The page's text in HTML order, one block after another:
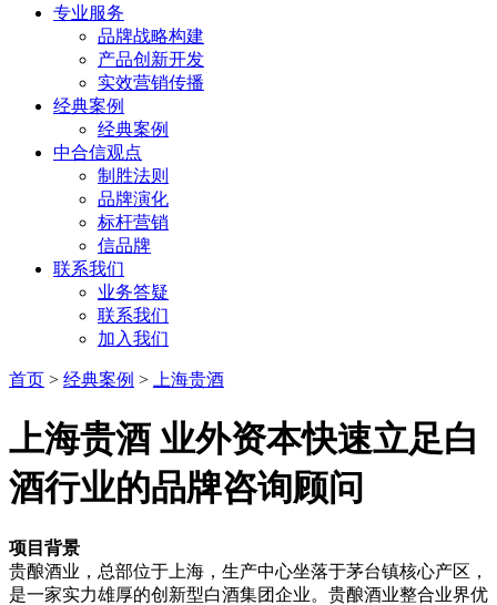
专业服务
品牌战略构建
产品创新开发
实效营销传播
经典案例
经典案例
中合信观点
制胜法则
品牌演化
标杆营销
信品牌
联系我们
业务答疑
联系我们
加入我们
首页 > 经典案例 > 上海贵酒
上海贵酒 业外资本快速立足白
酒行业的品牌咨询顾问
项目背景
贵酿酒业，总部位于上海，生产中心坐落于茅台镇核心产区，
是一家实力雄厚的创新型白酒集团企业。贵酿酒业整合业界优